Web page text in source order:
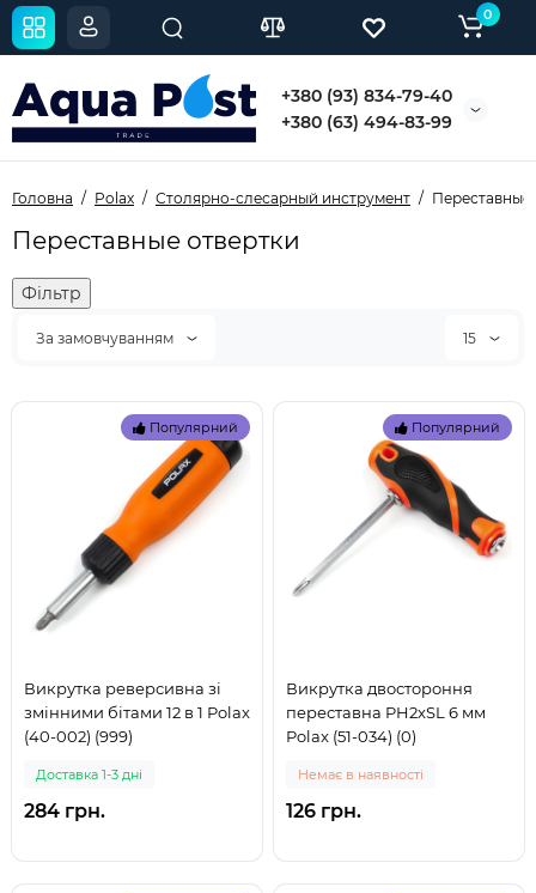
+380 (93) 834-79-40
+380 (63) 494-83-99
0
Головна Polax Столярно-слесарный инструмент Переставные
Переставные отвертки
Фільтр
За замовчуванням 15
Популярний
Викрутка реверсивна зі
змінними бітами 12 в 1 Polax
(40-002) (999)
Доставка 1-3 дні
284 грн.
Популярний
Викрутка двостороння
переставна PH2xSL 6 мм
Polax (51-034) (0)
Немає в наявності
126 грн.